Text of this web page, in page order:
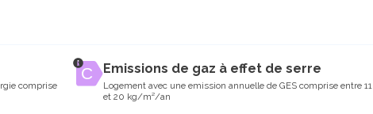
comprise
Emissions de gaz à effet de serre
Logement avec une emission annuelle de GES comprise entre 11
et 20 kg/m²/an